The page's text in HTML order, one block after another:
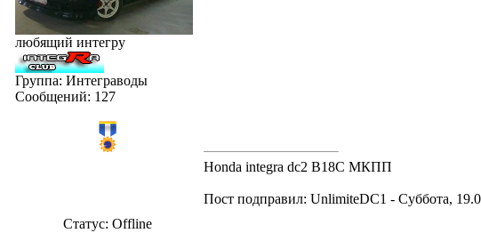
любящий интегру
Группа: Интеграводы
Сообщений: 127
Статус: Offline
Honda integra dc2 B18C МКПП
Пост подправил:UnlimiteDC1 -Суббота,